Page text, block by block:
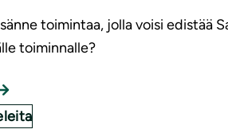
toimintaa, jolla voisi edistää
toiminnalle?